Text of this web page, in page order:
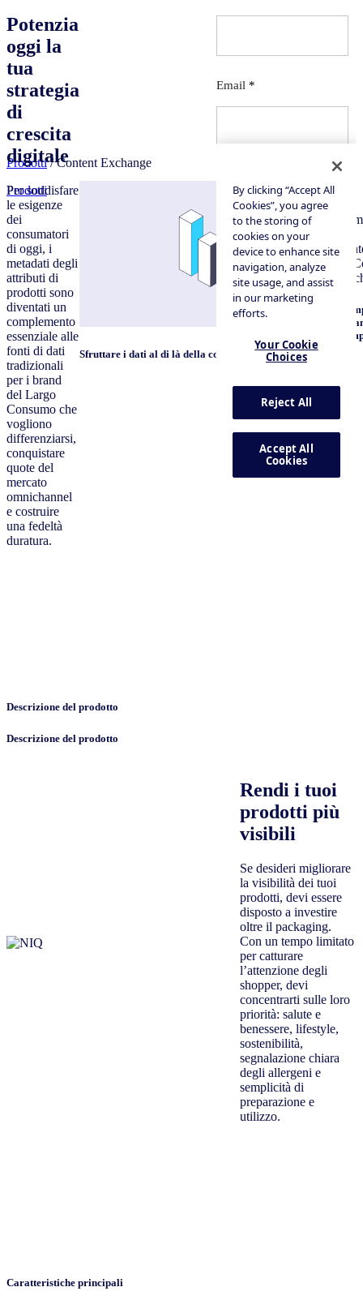
Prodotti/ Content Exchange
Prodotti
Potenzia
oggi la
tua
strategia
di
crescita
digitale
Per soddisfare
le esigenze
dei
consumatori
di oggi, i
metadati degli
attributi di
prodotti sono
diventati un
complemento
essenziale alle
fonti di dati
tradizionali
per i brand
del Largo
Consumo che
vogliono
differenziarsi,
conquistare
quote del
mercato
omnichannel
e costruire
una fedeltà
duratura.
Sfruttare i dati al di là della confezione
il
Descrizione del prodotto
Descrizione del prodotto
Rendi i tuoi
prodotti più
visibili
Se desideri migliorare
la visibilità dei tuoi
prodotti, devi essere
disposto a investire
oltre il packaging.
Con un tempo limitato
per catturare
l’attenzione degli
shopper, devi
concentrarti sulle loro
priorità: salute e
benessere, lifestyle,
sostenibilità,
segnalazione chiara
degli allergeni e
semplicità di
preparazione e
utilizzo.
Caratteristiche principali